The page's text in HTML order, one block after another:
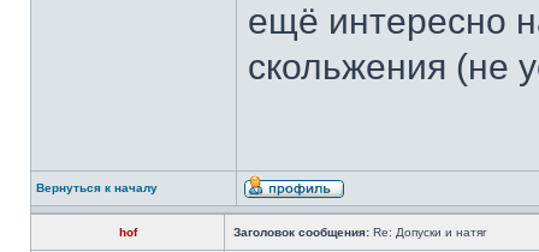
ещё интересно
скольжения (не
Вернуться к началу
hof Заголовок сообщения: Re: Допуски и натяг